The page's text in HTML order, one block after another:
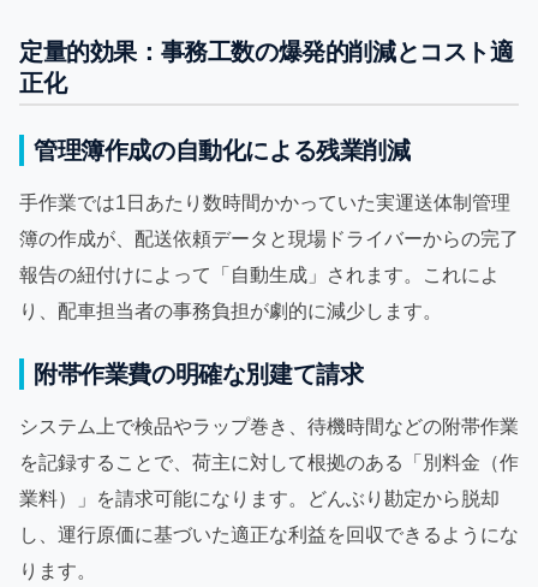
定量的効果：事務工数の爆発的削減とコスト適
正化
管理簿作成の自動化による残業削減
手作業では1日あたり数時間かかっていた実運送体制管理
簿の作成が、配送依頼データと現場ドライバーからの完了
報告の紐付けによって「自動生成」されます。これによ
り、配車担当者の事務負担が劇的に減少します。
附帯作業費の明確な別建て請求
システム上で検品やラップ巻き、待機時間などの附帯作業
を記録することで、荷主に対して根拠のある「別料金（作
業料）」を請求可能になります。どんぶり勘定から脱却
し、運行原価に基づいた適正な利益を回収できるようにな
ります。